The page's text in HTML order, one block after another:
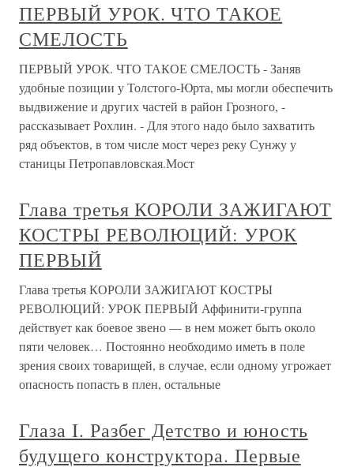
ПЕРВЫЙ УРОК. ЧТО ТАКОЕ
СМЕЛОСТЬ
ПЕРВЫЙ УРОК. ЧТО ТАКОЕ СМЕЛОСТЬ - Заняв
удобные позиции у Толстого-Юрта, мы могли обеспечить
выдвижение и других частей в район Грозного, -
рассказывает Рохлин. - Для этого надо было захватить
ряд объектов, в том числе мост через реку Сунжу у
станицы Петропавловская.Мост
Глава третья КОРОЛИ ЗАЖИГАЮТ
КОСТРЫ РЕВОЛЮЦИЙ: УРОК
ПЕРВЫЙ
Глава третья КОРОЛИ ЗАЖИГАЮТ КОСТРЫ
РЕВОЛЮЦИЙ: УРОК ПЕРВЫЙ Аффинити-группа
действует как боевое звено — в нем может быть около
пяти человек… Постоянно необходимо иметь в поле
зрения своих товарищей, в случае, если одному угрожает
опасность попасть в плен, остальные
Глаза I. Разбег Детство и юность
будущего конструктора. Первые